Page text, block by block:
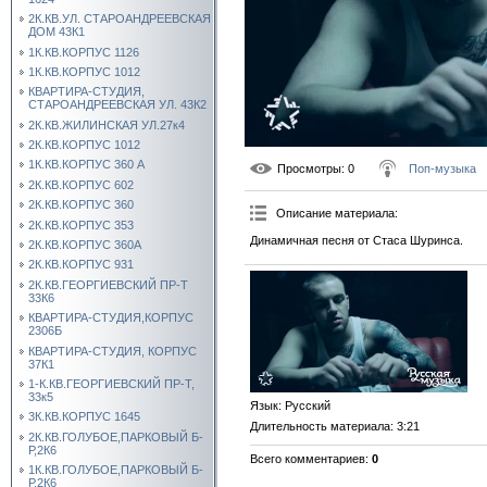
2К.КВ.УЛ. СТАРОАНДРЕЕВСКАЯ
ДОМ 43К1
1К.КВ.КОРПУС 1126
1К.КВ.КОРПУС 1012
КВАРТИРА-СТУДИЯ,
СТАРОАНДРЕЕВСКАЯ УЛ. 43К2
2К.КВ.ЖИЛИНСКАЯ УЛ.27к4
2К.КВ.КОРПУС 1012
1К.КВ.КОРПУС 360 А
2К.КВ.КОРПУС 602
2К.КВ.КОРПУС 360
2К.КВ.КОРПУС 353
2К.КВ.КОРПУС 360А
2К.КВ.КОРПУС 931
2К.КВ.ГЕОРГИЕВСКИЙ ПР-Т
33К6
КВАРТИРА-СТУДИЯ,КОРПУС
2306Б
КВАРТИРА-СТУДИЯ, КОРПУС
37К1
1-К.КВ.ГЕОРГИЕВСКИЙ ПР-Т,
33к5
3К.КВ.КОРПУС 1645
2К.КВ.ГОЛУБОЕ,ПАРКОВЫЙ Б-
Р,2К6
1К.КВ.ГОЛУБОЕ,ПАРКОВЫЙ Б-
Р,2К6
Просмотры: 0 Поп-музыка
Описание материала:
Динамичная песня от Стаса Шуринса.
Язык: Русский
Длительность материала: 3:21
Всего комментариев: 0